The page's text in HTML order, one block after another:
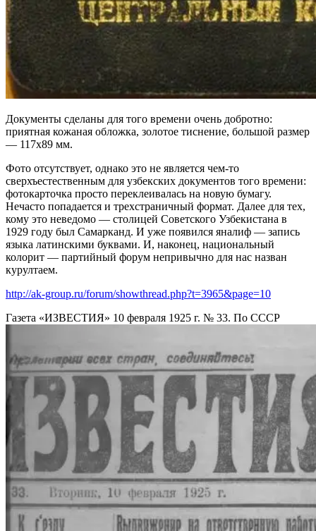
Документы сделаны для того времени очень добротно:
приятная кожаная обложка, золотое тиснение, большой размер
— 117х89 мм.
Фото отсутствует, однако это не является чем-то
сверхъестественным для узбекских документов того времени:
фотокарточка просто переклеивалась на новую бумагу.
Нечасто попадается и трехстраничный формат. Далее для тех,
кому это неведомо — столицей Советского Узбекистана в
1929 году был Самарканд. И уже появился яналиф — запись
языка латинскими буквами. И, наконец, национальный
колорит — партийный форум непривычно для нас назван
курултаем.
http://ak-group.ru/forum/showthread.php?t=3965&page=10
Газета «ИЗВЕСТИЯ» 10 февраля 1925 г. № 33. По СССР